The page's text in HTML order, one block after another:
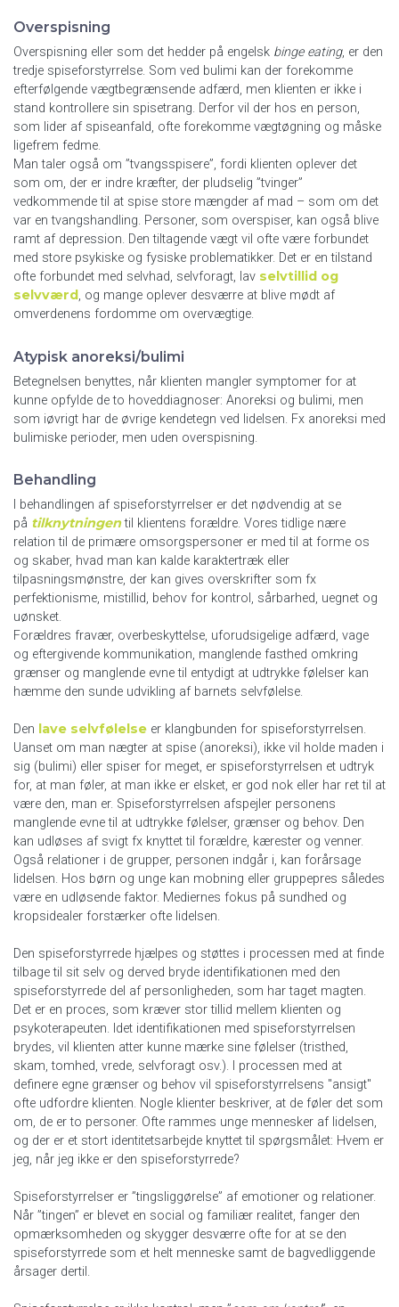
Overspisning
Overspisning eller som det hedder på engelsk binge eating, er den
tredje spiseforstyrrelse. Som ved bulimi kan der forekomme
efterfølgende vægtbegrænsende adfærd, men klienten er ikke i
stand kontrollere sin spisetrang. Derfor vil der hos en person,
som lider af spiseanfald, ofte forekomme vægtøgning og måske
ligefrem fedme.
Man taler også om ”tvangsspisere”, fordi klienten oplever det
som om, der er indre kræfter, der pludselig ”tvinger”
vedkommende til at spise store mængder af mad – som om det
var en tvangshandling. Personer, som overspiser, kan også blive
ramt af depression. Den tiltagende vægt vil ofte være forbundet
med store psykiske og fysiske problematikker. Det er en tilstand
ofte forbundet med selvhad, selvforagt, lav selvtillid og
selvværd, og mange oplever desværre at blive mødt af
omverdenens fordomme om overvægtige.
Atypisk anoreksi/bulimi
Betegnelsen benyttes, når klienten mangler symptomer for at
kunne opfylde de to hoveddiagnoser: Anoreksi og bulimi, men
som iøvrigt har de øvrige kendetegn ved lidelsen. Fx anoreksi med
bulimiske perioder, men uden overspisning.
Behandling
I behandlingen af spiseforstyrrelser er det nødvendig at se
på tilknytningen til klientens forældre. Vores tidlige nære
relation til de primære omsorgspersoner er med til at forme os
og skaber, hvad man kan kalde karaktertræk eller
tilpasningsmønstre, der kan gives overskrifter som fx
perfektionisme, mistillid, behov for kontrol, sårbarhed, uegnet og
uønsket.
Forældres fravær, overbeskyttelse, uforudsigelige adfærd, vage
og eftergivende kommunikation, manglende fasthed omkring
grænser og manglende evne til entydigt at udtrykke følelser kan
hæmme den sunde udvikling af barnets selvfølelse.
Den lave selvfølelse er klangbunden for spiseforstyrrelsen.
Uanset om man nægter at spise (anoreksi), ikke vil holde maden i
sig (bulimi) eller spiser for meget, er spiseforstyrrelsen et udtryk
for, at man føler, at man ikke er elsket, er god nok eller har ret til at
være den, man er. Spiseforstyrrelsen afspejler personens
manglende evne til at udtrykke følelser, grænser og behov. Den
kan udløses af svigt fx knyttet til forældre, kærester og venner.
Også relationer i de grupper, personen indgår i, kan forårsage
lidelsen. Hos børn og unge kan mobning eller gruppepres således
være en udløsende faktor. Mediernes fokus på sundhed og
kropsidealer forstærker ofte lidelsen.
Den spiseforstyrrede hjælpes og støttes i processen med at finde
tilbage til sit selv og derved bryde identifikationen med den
spiseforstyrrede del af personligheden, som har taget magten.
Det er en proces, som kræver stor tillid mellem klienten og
psykoterapeuten. Idet identifikationen med spiseforstyrrelsen
brydes, vil klienten atter kunne mærke sine følelser (tristhed,
skam, tomhed, vrede, selvforagt osv.). I processen med at
definere egne grænser og behov vil spiseforstyrrelsens "ansigt"
ofte udfordre klienten. Nogle klienter beskriver, at de føler det som
om, de er to personer. Ofte rammes unge mennesker af lidelsen,
og der er et stort identitetsarbejde knyttet til spørgsmålet: Hvem er
jeg, når jeg ikke er den spiseforstyrrede?
Spiseforstyrrelser er ”tingsliggørelse” af emotioner og relationer.
Når ”tingen” er blevet en social og familiær realitet, fanger den
opmærksomheden og skygger desværre ofte for at se den
spiseforstyrrede som et helt menneske samt de bagvedliggende
årsager dertil.